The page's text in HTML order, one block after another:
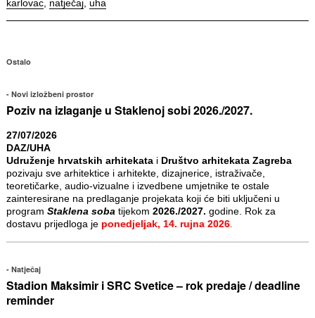
karlovac, natječaj, uha
Ostalo
Novi izložbeni prostor
Poziv na izlaganje u Staklenoj sobi 2026./2027.
27/07/2026
DAZ/UHA
Udruženje hrvatskih arhitekatai Društvo arhitekata Zagreba
pozivaju sve arhitektice i arhitekte, dizajnerice, istraživače,
teoretičarke, audio-vizualne i izvedbene umjetnike te ostale
zainteresirane na predlaganje projekata koji će biti uključeni u
program Staklena soba tijekom 2026./2027. godine. Rok za
dostavu prijedloga je ponedjeljak, 14. rujna 2026.
Natječaj
Stadion Maksimir i SRC Svetice – rok predaje / deadline
reminder